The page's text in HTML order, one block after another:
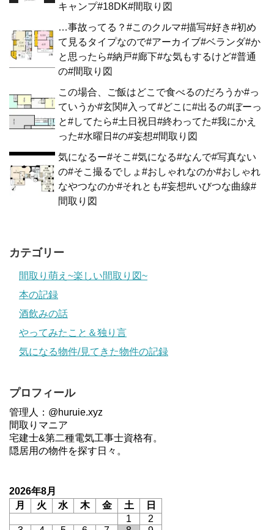
キャンプ#18DK#間取り図
…事故ってる？#このクルマ#描写#好き#初め
て見るタイプなので#アーカイブ#ベランダ#か
と思ったら#納戸#廊下#な気もするけど#普通
の#間取り図
この場合、ご飯はどこで食べるのだろうか#っ
ていうか#玄関#入って#どこに#出るの#ぼーっ
と#してたら#土日祝日#終わってた#我にかえ
った#水曜日#の#妄想#間取り図
気になるー#そこ#気になる#なんで#写真ない
の#そこ撮るでしょ#おしゃれなのか#おしゃれ
なやつなのか#それとも#妄想#いびつな曲線#
間取り図
カテゴリー
間取り萌え~楽しい間取り図~
本の記録
酒飲みの話
やってみたこと＆独り言
気になる物件/見てきた物件の記録
プロフィール
管理人：@huruie.xyz
間取りマニア
宅建士&第二種電気工事士資格有。
隠居用の物件を探す日々。
2026年8月
月
火 水 木 金 土
日
1
2